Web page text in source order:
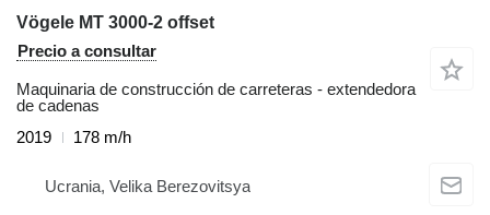
Vögele MT 3000-2 offset
Precio a consultar
Maquinaria de construcción de carreteras - extendedora
de cadenas
2019
178 m/h
Ucrania, Velika Berezovitsya